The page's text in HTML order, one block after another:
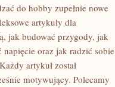
do hobby zupełnie nowe
artykuły dla
jak budować przygody, jak
napięcie oraz jak radzić sobie
artykuł został
motywujący. Polecamy